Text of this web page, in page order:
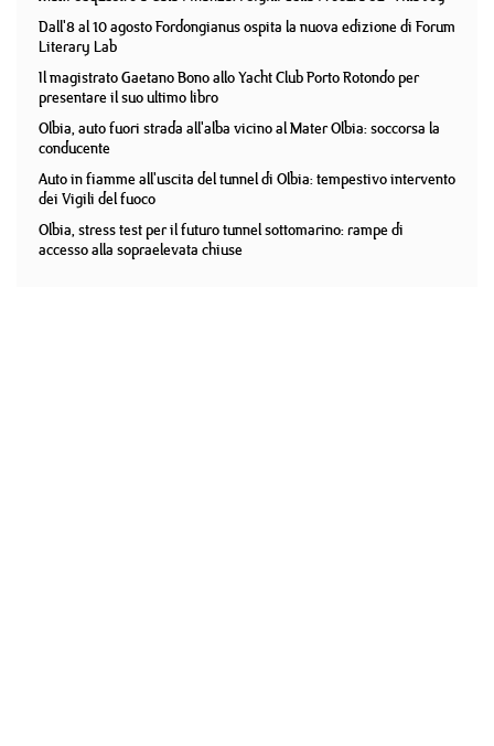
Dall'8 al 10 agosto Fordongianus ospita la nuova edizione di Forum
Literary Lab
Il magistrato Gaetano Bono allo Yacht Club Porto Rotondo per
presentare il suo ultimo libro
Olbia, auto fuori strada all'alba vicino al Mater Olbia: soccorsa la
conducente
Auto in fiamme all'uscita del tunnel di Olbia: tempestivo intervento
dei Vigili del fuoco
Olbia, stress test per il futuro tunnel sottomarino: rampe di
accesso alla sopraelevata chiuse